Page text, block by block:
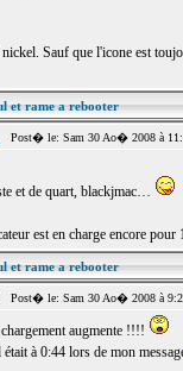
Sauf que l'icone est
et rame a rebooter
Post� le: Sam 30 Ao� 2008 à
et de quart, blackjmac…
est en charge encore
et rame a rebooter
Post� le: Sam 30 Ao� 2008 à
augmente !!!!
à 0:44 lors de mon